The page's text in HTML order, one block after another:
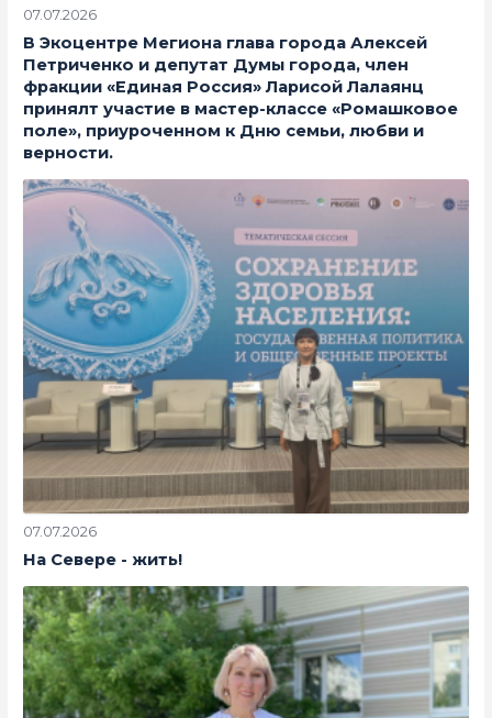
07.07.2026
В Экоцентре Мегиона глава города Алексей
Петриченко и депутат Думы города, член
фракции «Единая Россия» Ларисой Лалаянц
принялт участие в мастер-классе «Ромашковое
поле», приуроченном к Дню семьи, любви и
верности.
07.07.2026
На Севере - жить!